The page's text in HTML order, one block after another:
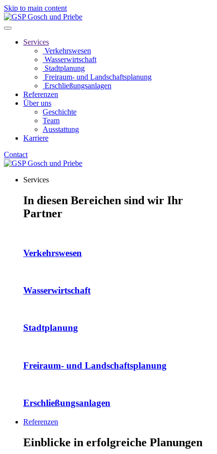
Skip to main content
Services
Verkehrswesen
Wasserwirtschaft
Stadtplanung
Freiraum- und Landschaftsplanung
Erschließungsanlagen
Referenzen
Über uns
Geschichte
Team
Ausstattung
Karriere
Contact
Services
In diesen Bereichen sind wir Ihr
Partner
Verkehrswesen
Wasserwirtschaft
Stadtplanung
Freiraum- und Landschaftsplanung
Erschließungsanlagen
Referenzen
Einblicke in erfolgreiche Planungen